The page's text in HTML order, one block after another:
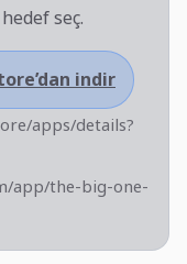
seç.
indir
apps/details?
app/the-big-one-